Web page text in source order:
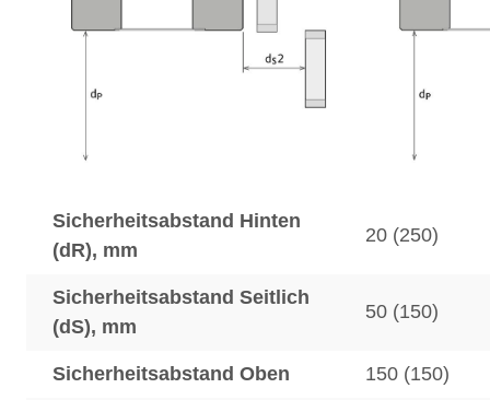
Sicherheitsabstand Hinten
(dR), mm
20 (250)
Sicherheitsabstand Seitlich
(dS), mm
50 (150)
Sicherheitsabstand Oben 150 (150)